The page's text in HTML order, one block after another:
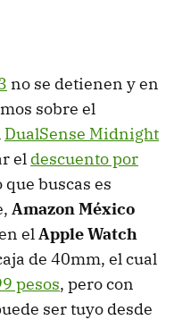
no se detienen y en
sobre el
DualSense Midnight
el descuento por
que buscas es
Amazon México
elApple Watch
de 40mm, el cual
pesos, pero con
ser tuyo desde